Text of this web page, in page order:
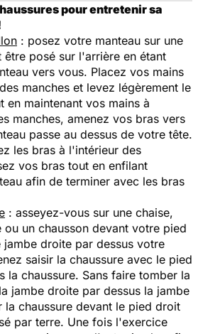
pour entretenir sa
: posez votre manteau sur une
posé sur l'arrière en étant
vers vous. Placez vos mains
manches et levez légèrement le
en maintenant vos mains à
manches, amenez vos bras vers
passe au dessus de votre tête.
les bras à l'intérieur des
vos bras tout en enfilant
afin de terminer avec les bras
: asseyez-vous sur une chaise,
ou un chausson devant votre pied
jambe droite par dessus votre
saisir la chaussure avec le pied
la chaussure. Sans faire tomber la
jambe droite par dessus la jambe
la chaussure devant le pied droit
par terre. Une fois l'exercice